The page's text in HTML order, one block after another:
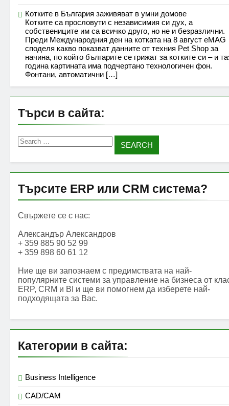
Котките в България заживяват в умни домове
Котките са прословути с независимия си дух, а
собствениците им са всичко друго, но не и безразлични.
Преди Международния ден на котката на 8 август eMAG
споделя какво показват данните от техния Pet Shop за
начина, по който българите се грижат за котките си – и
година картината има подчертано технологичен фон.
Фонтани, автоматични […]
Търси в сайта:
Search
Търсите ERP или CRM система?
Свържете се с нас:
Александър Александров
+ 359 885 90 52 99
+ 359 898 60 61 12
Ние ще ви запознаем с предимствата на най-
популярните системи за управление на бизнеса от
ERP, CRM и BI и ще ви помогнем да изберете най-
подходящата за Вас.
Категории в сайта:
Business Intelligence
CAD/CAM